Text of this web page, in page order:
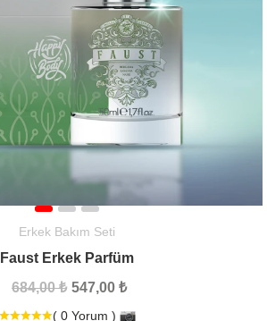
Erkek Bakım Seti
Faust Erkek Parfüm
684,00 ₺ 547,00 ₺
( 0 Yorum )